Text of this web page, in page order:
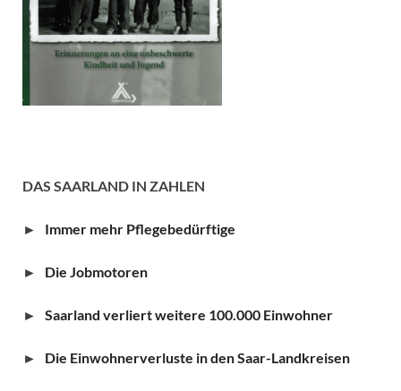
DAS SAARLAND IN ZAHLEN
► Immer mehr Pflegebedürftige
► Die Jobmotoren
► Saarland verliert weitere 100.000 Einwohner
► Die Einwohnerverluste in den Saar-Landkreisen